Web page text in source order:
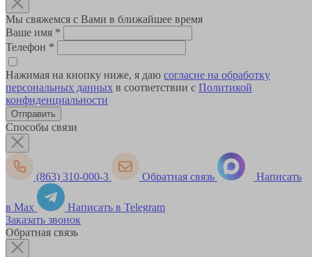
Мы свяжемся с Вами в ближайшее время
Ваше имя *
Телефон *
Нажимая на кнопку ниже, я даю согласие на обработку
персональных данных в соответствии с Политикой
конфиденциальности
Способы связи
(863) 310-000-3 Обратная связь Написать
в Max
Написать в Telegram
Заказать звонок
Обратная связь